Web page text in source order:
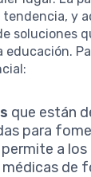
tendencia, y
soluciones
educación.
que están
para
a los
de